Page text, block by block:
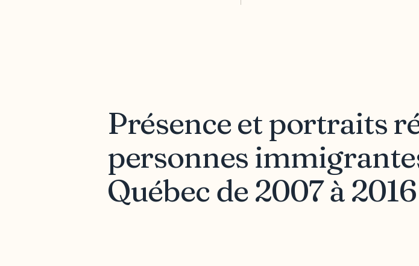
Présence et portraits
personnes
Québec de 2007 à 2016